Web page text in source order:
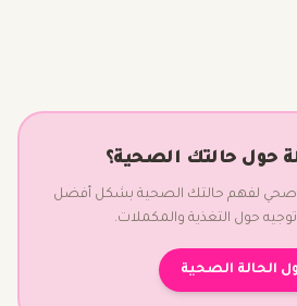
حول حالتك الصحية؟
صحي لفهم حالتك الصحية بشكل أفضل
حول التغذية والمكملات.
الحالة الصحية